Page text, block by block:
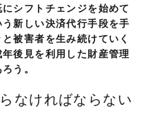
シフトチェンジを始めて
新しい決済代行手段を手
被害者を生み続けていく
後見を利用した財産管理
う。
なければならない